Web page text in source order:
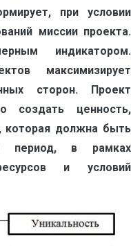
при условии
миссии проекта.
индикатором.
максимизирует
сторон. Проект
создать ценность,
которая должна быть
период, в рамках
и условий